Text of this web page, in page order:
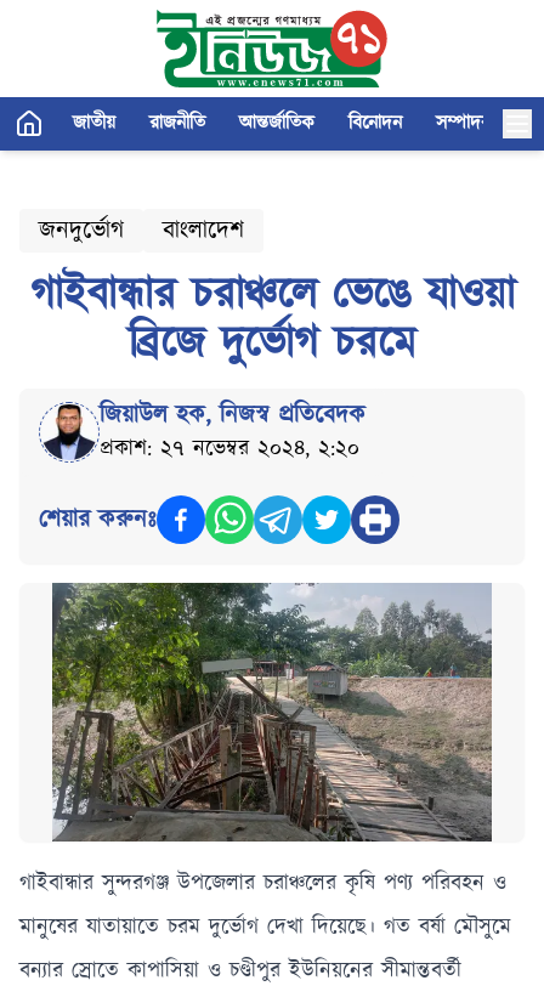
জাতীয় রাজনীতি আন্তর্জাতিক বিনোদন সম্পাদকীয়
জনদুর্ভোগ বাংলাদেশ
গাইবান্ধার চরাঞ্চলে ভেঙে যাওয়া
ব্রিজে দুর্ভোগ চরমে
জিয়াউল হক,নিজস্ব প্রতিবেদক
প্রকাশ: ২৭ নভেম্বর ২০২৪, ২:২০
শেয়ার করুনঃ
গাইবান্ধার সুন্দরগঞ্জ উপজেলার চরাঞ্চলের কৃষি পণ্য পরিবহন ও
মানুষের যাতায়াতে চরম দুর্ভোগ দেখা দিয়েছে। গত বর্ষা মৌসুমে
বন্যার স্রোতে কাপাসিয়া ও চণ্ডীপুর ইউনিয়নের সীমান্তবর্তী